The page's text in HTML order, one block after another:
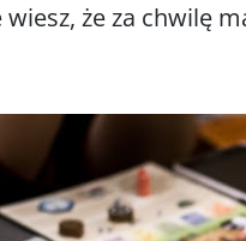
wiesz, że za chwilę